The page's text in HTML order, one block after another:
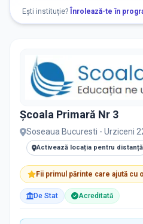
Nu există informații
Nu există informații
PRIVAT / DE STAT
Toate Private
Ești instituție? Înrolează-te în
Școala Primară Nr 3
Soseaua Bucuresti - Urziceni
Activează locația pentru distanță
Fii primul părinte care ajută cu
De Stat Acreditată